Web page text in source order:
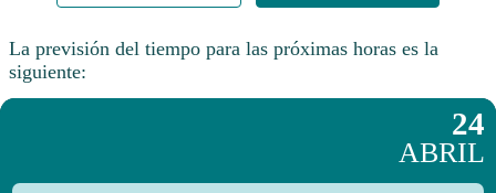
La previsión del tiempo para las próximas horas es la
siguiente:
24
ABRIL